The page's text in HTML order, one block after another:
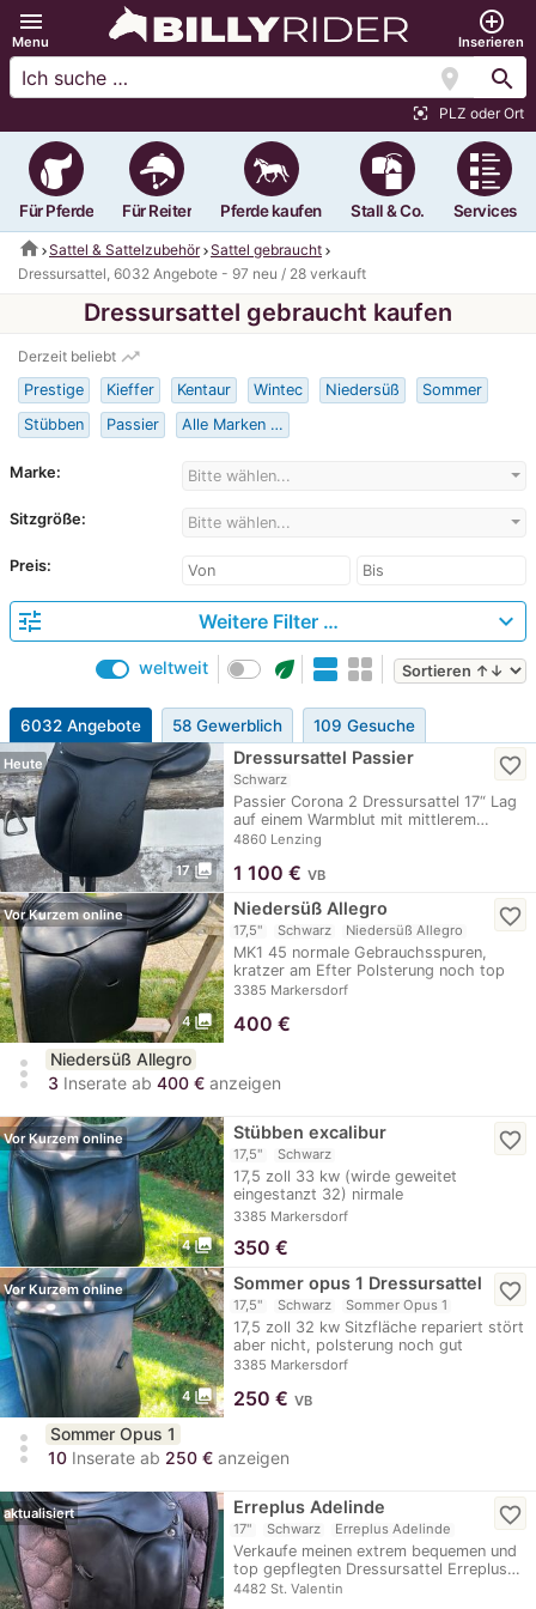
menu
Menu
add_circle_outline
Inserieren
location_on search
center_focus_strong PLZ oder Ort
Für Pferde Für Reiter Pferde kaufen Stall & Co. Services
home Sattel & Sattelzubehör Sattel gebraucht
Dressursattel, 6032 Angebote - 97 neu / 28 verkauft
Dressursattel gebraucht kaufen
Derzeit beliebt trending_up
Prestige Kieffer Kentaur Wintec Niedersüß
Sommer
Stübben
Passier Alle Marken …
Marke: Bitte wählen...
Sitzgröße: Bitte wählen...
Preis:
tune Weitere Filter … expand_more
weltweit eco
6032 Angebote 58 Gewerblich 109 Gesuche
17 photo_library
Heute Dressursattel Passier
Schwarz
Passier Corona 2 Dressursattel 17“ Lag
auf einem Warmblut mit mittlerem…
4860 Lenzing
favorite_border
1 100 € VB
4 photo_library
Vor Kurzem online Niedersüß Allegro
17,5" Schwarz Niedersüß Allegro
MK1 45 normale Gebrauchsspuren,
kratzer am Efter Polsterung noch top
3385 Markersdorf
favorite_border
400 €
more_vert
Niedersüß Allegro
3 Inserate ab 400 € anzeigen
4 photo_library
Vor Kurzem online Stübben excalibur
17,5" Schwarz
17,5 zoll 33 kw (wirde geweitet
eingestanzt 32) nirmale
Gebrauchsspuren
3385 Markersdorf
favorite_border
350 €
4 photo_library
Vor Kurzem online Sommer opus 1 Dressursattel
17,5" Schwarz Sommer Opus 1
17,5 zoll 32 kw Sitzfläche repariert stört
aber nicht, polsterung noch gut
3385 Markersdorf
favorite_border
250 € VB
more_vert
Sommer Opus 1
10 Inserate ab 250 € anzeigen
aktualisiert Erreplus Adelinde
17" Schwarz Erreplus Adelinde
Verkaufe meinen extrem bequemen und
top gepflegten Dressursattel Erreplus…
4482 St. Valentin
favorite_border